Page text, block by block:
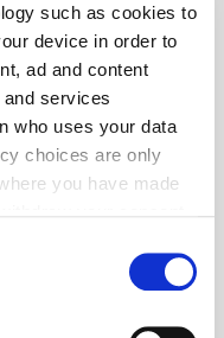
such as cookies to
device in order to
ad and content
services
who uses your data
choices are only
you have made